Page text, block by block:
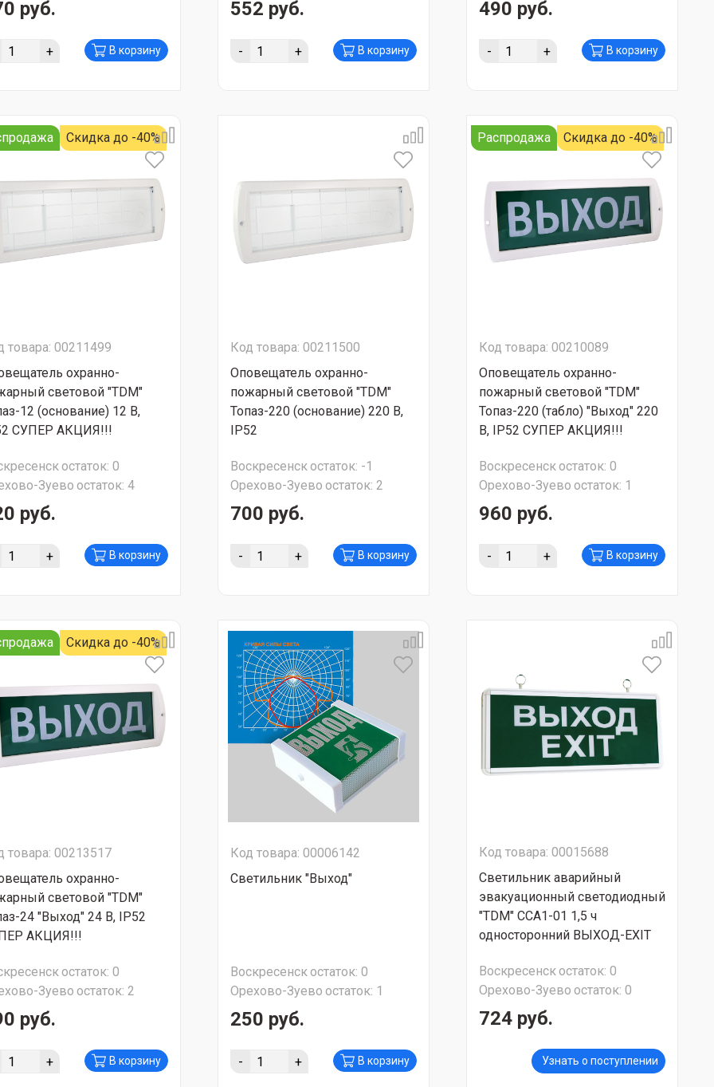
руб.
+ В корзину
552 руб.
- + В корзину
490 руб.
- + В корзину
Скидка до -40%
товара: 00211499
охранно-
световой "TDM"
12 (основание) 12 В,
СУПЕР АКЦИЯ!!!
остаток: 0
Зуево остаток: 4
руб.
+ В корзину
Код товара: 00211500
Оповещатель охранно-
пожарный световой "TDM"
Топаз-220 (основание) 220 В,
IP52
Воскресенскостаток: -1
Орехово-Зуево остаток: 2
700 руб.
- + В корзину
Распродажа Скидка до -40%
Код товара: 00210089
Оповещатель охранно-
пожарный световой "TDM"
Топаз-220 (табло) "Выход" 220
В, IP52 СУПЕР АКЦИЯ!!!
Воскресенскостаток: 0
Орехово-Зуево остаток: 1
960 руб.
- + В корзину
Скидка до -40%
товара: 00213517
охранно-
световой "TDM"
24 "Выход" 24 В, IP52
АКЦИЯ!!!
остаток: 0
Зуево остаток: 2
руб.
+ В корзину
Код товара: 00006142
Светильник "Выход"
Воскресенскостаток: 0
Орехово-Зуево остаток: 1
250 руб.
- + В корзину
Код товара: 00015688
Светильник аварийный
эвакуационный светодиодный
"TDM" ССА1-01 1,5 ч
односторонний ВЫХОД-EXIT
Воскресенскостаток: 0
Орехово-Зуево остаток: 0
724 руб.
Узнать о поступлении